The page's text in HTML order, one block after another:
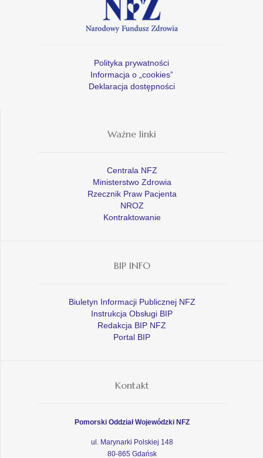
Polityka prywatności
Informacja o „cookies”
Deklaracja dostępności
Ważne linki
Centrala NFZ
Ministerstwo Zdrowia
Rzecznik Praw Pacjenta
NROZ
Kontraktowanie
BIP INFO
Biuletyn Informacji Publicznej NFZ
Instrukcja Obsługi BIP
Redakcja BIP NFZ
Portal BIP
Kontakt
Pomorski Oddział Wojewódzki NFZ
ul. Marynarki Polskiej 148
80-865 Gdańsk